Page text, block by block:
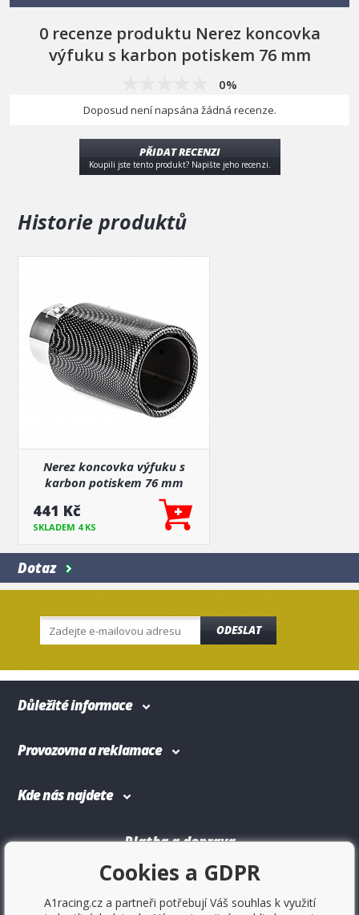
0 recenze produktu Nerez koncovka
výfuku s karbon potiskem 76 mm
0%
Doposud není napsána žádná recenze.
PŘIDAT RECENZI
Koupili jste tento produkt? Napište jeho recenzi.
Historie produktů
Nerez koncovka výfuku s
karbon potiskem 76 mm
441 Kč
SKLADEM 4 KS
Dotaz
ODESLAT
Důležité informace
Provozovna a reklamace
Kde nás najdete
Platba a doprava
Cookies a GDPR
A1racing.cz a partneři potřebují Váš souhlas k využití